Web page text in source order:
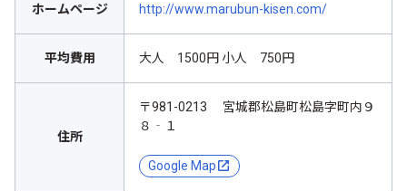
ホームページ http://www.marubun-kisen.com/
平均費用 大人 1500円 小人 750円
住所
〒981-0213 宮城郡松島町松島字町内９
８‐１
Google Map